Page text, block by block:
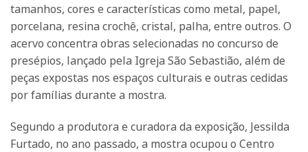
tamanhos, cores e características como metal, papel,
porcelana, resina crochê, cristal, palha, entre outros. O
acervo concentra obras selecionadas no concurso de
presépios, lançado pela Igreja São Sebastião, além de
peças expostas nos espaços culturais e outras cedidas
por famílias durante a mostra.
Segundo a produtora e curadora da exposição, Jessilda
Furtado, no ano passado, a mostra ocupou o Centro